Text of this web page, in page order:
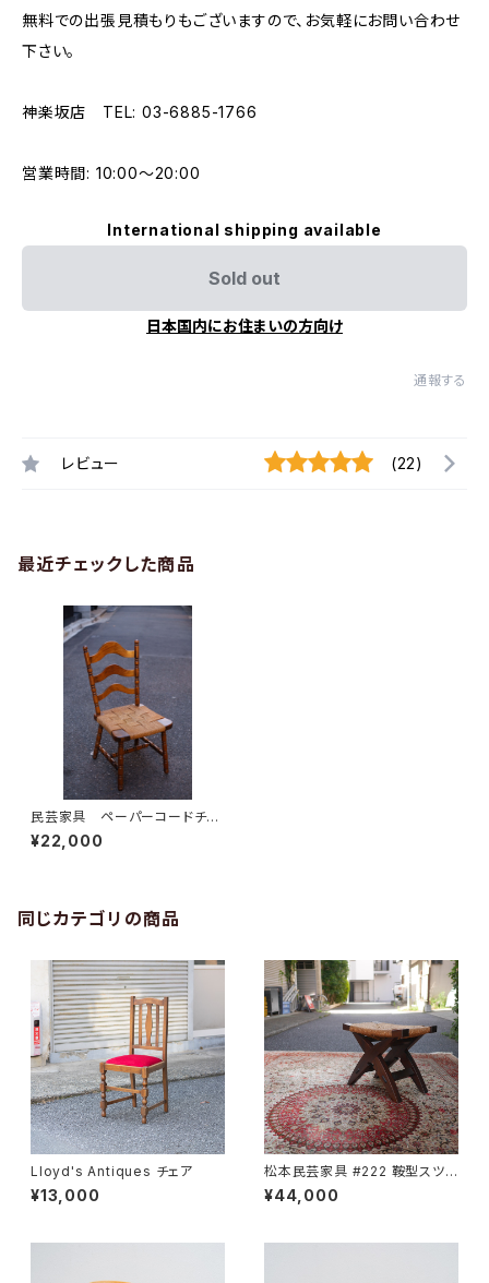
無料での出張見積もりもございますので、お気軽にお問い合わせ
下さい。
神楽坂店 TEL: 03-6885-1766
営業時間: 10:00〜20:00
International shipping available
Sold out
日本国内にお住まいの方向け
通報する
レビュー (22)
最近チェックした商品
民芸家具 ペーパーコードチェ
ア
¥22,000
同じカテゴリの商品
Lloyd's Antiques チェア
¥13,000
松本民芸家具 #222 鞍型スツ
ール
¥44,000